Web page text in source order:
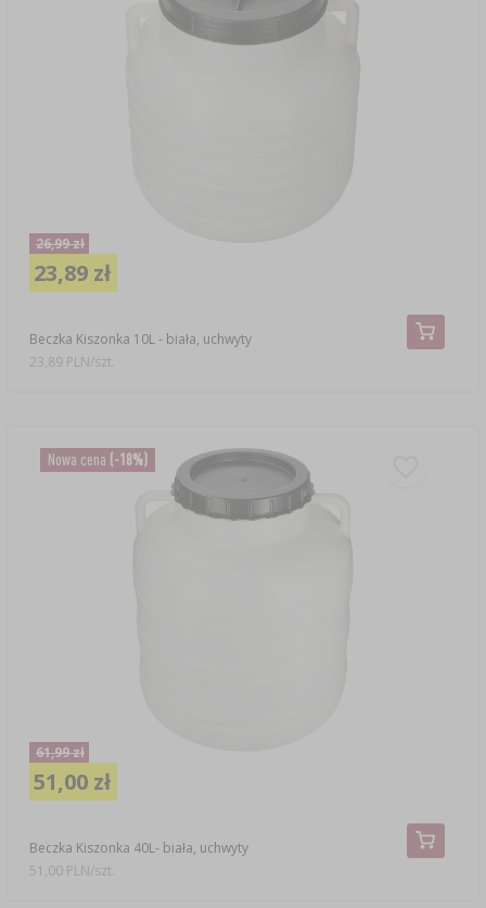
Beczka Kiszonka 10L - biała, uchwyty
26,99 zł
23,89 zł
23,89 PLN/szt.
Nowa cena (-18%)
Beczka Kiszonka 40L- biała, uchwyty
61,99 zł
51,00 zł
51,00 PLN/szt.